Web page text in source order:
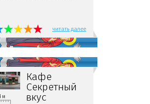
читать далее
Кафе
Секретный
вкус
м